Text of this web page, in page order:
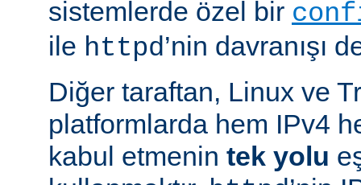
sistemlerde özel bir
ile httpd’nin davranışı
Diğer taraftan, Linux ve
platformlarda hem IPv4
kabul etmenin tek yolu